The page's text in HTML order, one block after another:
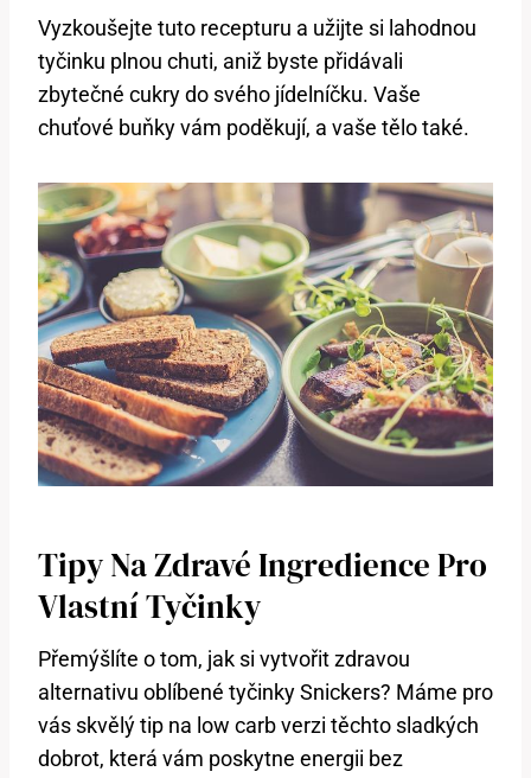
Vyzkoušejte tuto recepturu a užijte si lahodnou
tyčinku plnou chuti, aniž byste přidávali
zbytečné cukry do svého jídelníčku. Vaše
chuťové buňky vám poděkují, a vaše tělo také.
Tipy Na Zdravé Ingredience Pro
Vlastní Tyčinky
Přemýšlíte o tom, jak si vytvořit zdravou
alternativu oblíbené tyčinky Snickers? Máme pro
vás skvělý tip na low carb verzi těchto sladkých
dobrot, která vám poskytne energii bez